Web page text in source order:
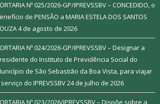
Nº 025/2026-GP/IPREVSSBV – CONCEDIDO, o
de PENSÃO a MARIA ESTELA DOS SANTOS
4 de agosto de 2026
Nº 024/2026-GP/IPREVSSBV – Designar a
do Instituto de Previdência Social do
de São Sebastião da Boa Vista, para viajar
do IPREVSSBV24 de julho de 2026
Nº 023/2026/IPREVSSBV – Dispõe sobre a